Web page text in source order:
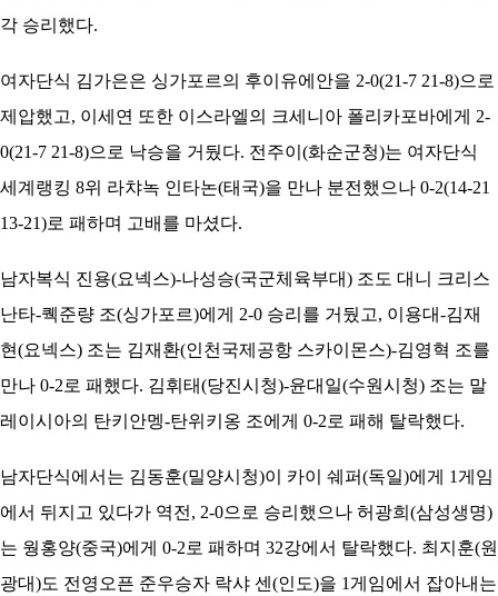
각 승리했다.
여자단식 김가은은 싱가포르의 후이유에안을 2-0(21-7 21-8)으로
제압했고, 이세연 또한 이스라엘의 크세니아 폴리카포바에게 2-
0(21-7 21-8)으로 낙승을 거뒀다. 전주이(화순군청)는 여자단식
세계랭킹 8위 라챠녹 인타논(태국)을 만나 분전했으나 0-2(14-21
13-21)로 패하며 고배를 마셨다.
남자복식 진용(요넥스)-나성승(국군체육부대) 조도 대니 크리스
난타-퀙준량 조(싱가포르)에게 2-0 승리를 거뒀고, 이용대-김재
현(요넥스) 조는 김재환(인천국제공항 스카이몬스)-김영혁 조를
만나 0-2로 패했다. 김휘태(당진시청)-윤대일(수원시청) 조는 말
레이시아의 탄키안멩-탄위키옹 조에게 0-2로 패해 탈락했다.
남자단식에서는 김동훈(밀양시청)이 카이 쉐퍼(독일)에게 1게임
에서 뒤지고 있다가 역전, 2-0으로 승리했으나 허광희(삼성생명)
는 웡홍양(중국)에게 0-2로 패하며 32강에서 탈락했다. 최지훈(원
광대)도 전영오픈 준우승자 락샤 센(인도)을 1게임에서 잡아내는